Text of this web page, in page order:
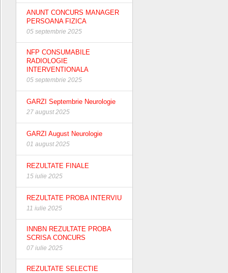
ANUNT CONCURS MANAGER
PERSOANA FIZICA
05 septembrie 2025
NFP CONSUMABILE
RADIOLOGIE
INTERVENTIONALA
05 septembrie 2025
GARZI Septembrie Neurologie
27 august 2025
GARZI August Neurologie
01 august 2025
REZULTATE FINALE
15 iulie 2025
REZULTATE PROBA INTERVIU
11 iulie 2025
INNBN REZULTATE PROBA
SCRISA CONCURS
07 iulie 2025
REZULTATE SELECTIE